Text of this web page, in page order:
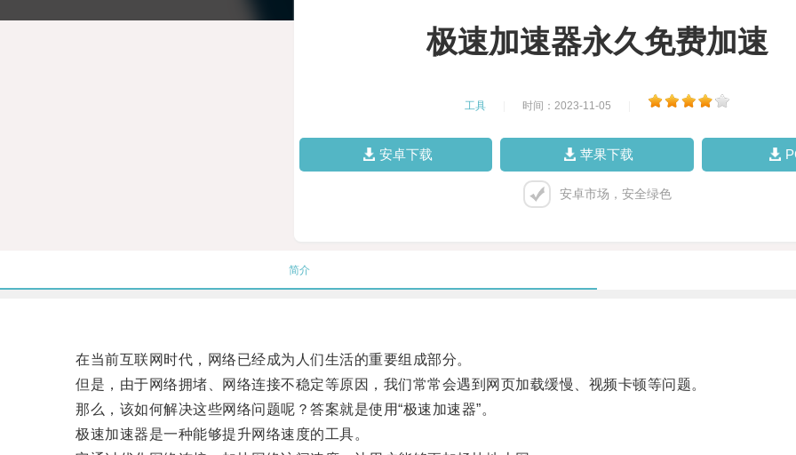
极速加速器永久免费加速
工具 时间：2023-11-05
安卓下载 苹果下载
安卓市场，安全绿色
简介
在当前互联网时代，网络已经成为人们生活的重要组成部分。
但是，由于网络拥堵、网络连接不稳定等原因，我们常常会遇到网页加载缓慢、视频卡顿等问题。
那么，该如何解决这些网络问题呢？答案就是使用“极速加速器”。
极速加速器是一种能够提升网络速度的工具。